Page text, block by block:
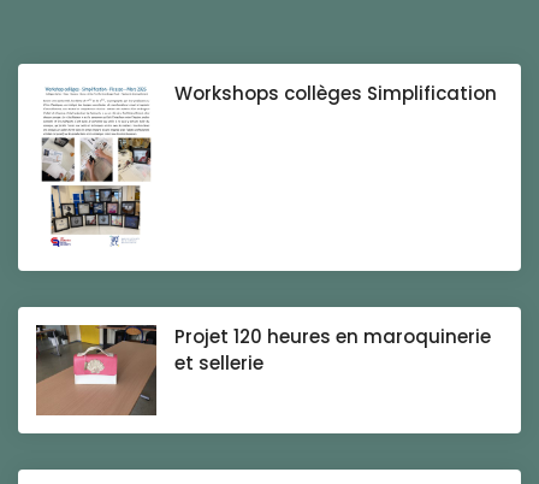
Workshops collèges Simplification
Projet 120 heures en maroquinerie
et sellerie